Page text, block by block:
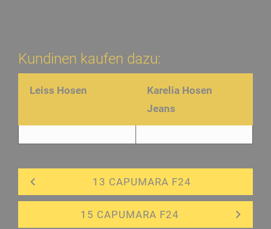
Kundinen kaufen dazu:
Leiss Hosen
Karelia Hosen
Jeans
13 CAPUMARA F24
15 CAPUMARA F24